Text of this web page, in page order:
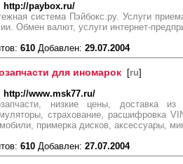
http://paybox.ru/
система Пэйбокс.ру. Услуги
Обмен валют, услуги интернет-
610 Добавлен: 29.07.2004
для иномарок [ru]
http://www.msk77.ru/
низкие цены, доставка
страхование, расшифровка
примерка дисков, аксессуары,
610 Добавлен: 27.07.2004